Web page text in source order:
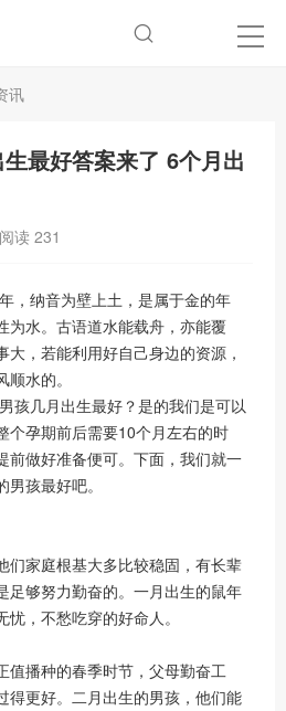
讯
最好答案来了 6个月出
阅读 231
，纳音为壁上土，是属于金的年
为水。古语道水能载舟，亦能覆
，若能利用好自己身边的资源，
水的。
孩几月出生最好？是的我们是可以
个孕期前后需要10个月左右的时
前做好准备便可。下面，我们就一
孩最好吧。
们家庭根基大多比较稳固，有长辈
足够努力勤奋的。一月出生的鼠年
，不愁吃穿的好命人。
值播种的春季时节，父母勤奋工
得更好。二月出生的男孩，他们能